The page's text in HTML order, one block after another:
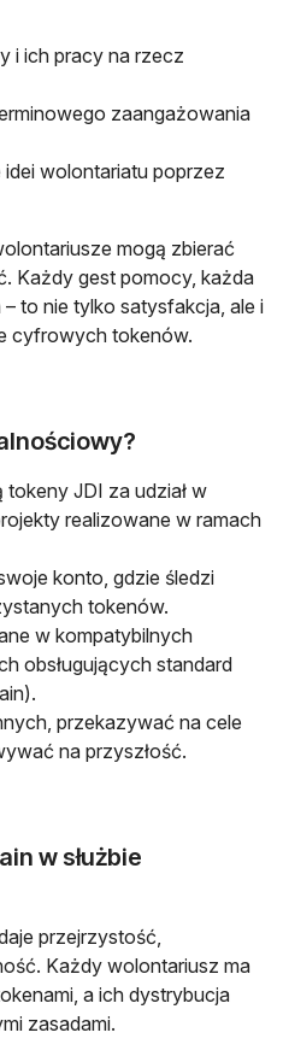
i ich pracy na rzecz
zaangażowania
wolontariatu poprzez
mogą zbierać
Każdy gest pomocy, każda
to nie tylko satysfakcja, ale i
cyfrowych tokenów.
JDI za udział w
realizowane w ramach
konto, gdzie śledzi
tokenów.
w kompatybilnych
obsługujących standard
przekazywać na cele
na przyszłość.
w służbie
przejrzystość,
Każdy wolontariusz ma
a ich dystrybucja
zasadami.